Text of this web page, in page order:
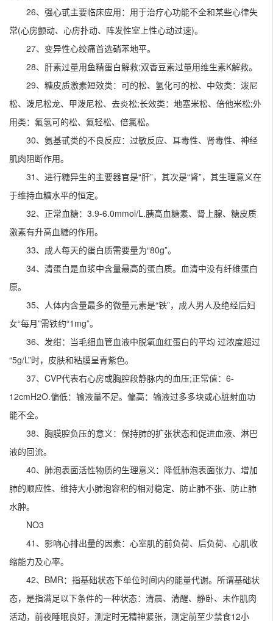
26、强心甙主要临床应用：用于治疗心功能不全和某些心律失
常(心房颤动、心房扑动、阵发性室上性心动过速)。
27、变异性心绞痛首选硝苯地平。
28、肝素过量用鱼精蛋白解救;双香豆素过量用维生素K解救。
29、糖皮质激素短效类：可的松、氢化可的松、中效类：泼尼
松、泼尼松龙、甲泼尼松、去炎松;长效类：地塞米松、倍他米松;外
用类：氟氢可的松、氟轻松、倍氯松。
30、氨基甙类的不良反应：过敏反应、耳毒性、肾毒性、神经
肌肉阻断作用。
31、进行糖异生的主要器官是“肝”，其次是“肾”，其生理意义在
于维持血糖水平的恒定。
32、正常血糖：3.9-6.0mmol/L.胰高血糖素、肾上腺、糖皮质
激素有升高血糖的作用。
33、成人每天的蛋白质需要量为“80g”。
34、清蛋白是血浆中含量最高的蛋白质。血清中没有纤维蛋白
原。
35、人体内含量最多的微量元素是“铁”，成人男人及绝经后妇
女“每月”需铁约“1mg”。
36、发绀：当毛细血管血液中脱氧血红蛋白的平均 过浓度超过
“5g/L”时，皮肤和粘膜呈青紫色。
37、CVP代表右心房或胸腔段静脉内的血压;正常值：6-
12cmH2O.偏低：输液量不足。偏高：输液过多多块或心脏射血功
能不全。
38、胸膜腔负压的意义：保持肺的扩张状态和促进血液、淋巴
液的回流。
40、肺泡表面活性物质的生理意义：降低肺泡表面张力、增加
肺的顺应性、维持大小肺泡容积的相对稳定、防止肺不张、防止肺
水肿。
NO3
41、影响心排出量的因素：心室肌的前负荷、后负荷、心肌收
缩能力及心率。
42、BMR：指基础状态下单位时间内的能量代谢。所谓基础状
态，是指满足以下条件的一种状态：清晨、清醒、静卧、未作肌肉
活动，前夜睡眠良好，测定时无精神紧张，测定前至少禁食12小